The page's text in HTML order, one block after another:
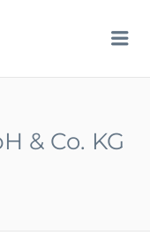
& Co. KG